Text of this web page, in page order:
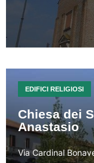
EDIFICI RELIGIOSI
Chiesa dei
Anastasio
Via Cardinal